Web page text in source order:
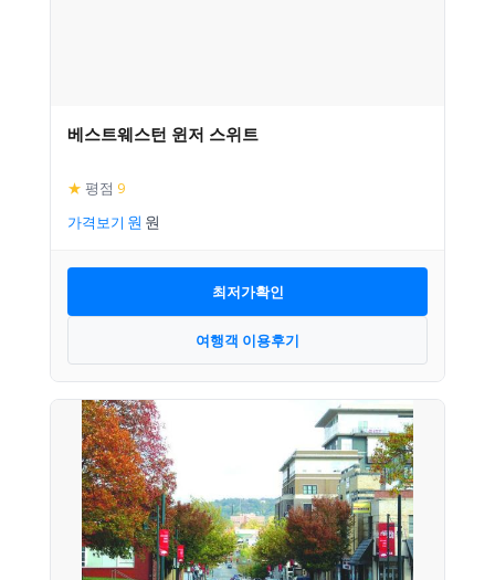
베스트웨스턴 윈저 스위트
★ 평점 9
가격보기
최저가확인
여행객 이용후기